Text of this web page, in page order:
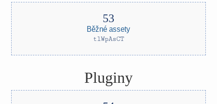
Běžné assety
tlWpAsCT
Pluginy